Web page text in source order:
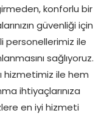
konforlu bir
güvenliği için
personellerimiz ile
sağlıyoruz.
hizmetimiz ile hem
ihtiyaçlarınıza
en iyi hizmeti